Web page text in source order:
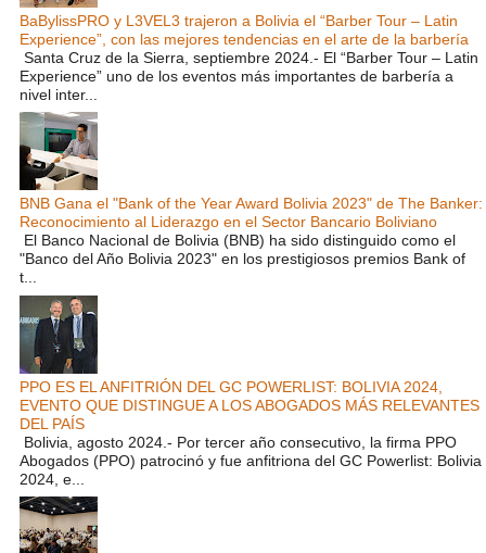
BaBylissPRO y L3VEL3 trajeron a Bolivia el “Barber Tour – Latin
Experience”, con las mejores tendencias en el arte de la barbería
Santa Cruz de la Sierra, septiembre 2024.- El “Barber Tour – Latin
Experience” uno de los eventos más importantes de barbería a
nivel inter...
BNB Gana el "Bank of the Year Award Bolivia 2023" de The Banker:
Reconocimiento al Liderazgo en el Sector Bancario Boliviano
El Banco Nacional de Bolivia (BNB) ha sido distinguido como el
"Banco del Año Bolivia 2023" en los prestigiosos premios Bank of
t...
PPO ES EL ANFITRIÓN DEL GC POWERLIST: BOLIVIA 2024,
EVENTO QUE DISTINGUE A LOS ABOGADOS MÁS RELEVANTES
DEL PAÍS
Bolivia, agosto 2024.- Por tercer año consecutivo, la firma PPO
Abogados (PPO) patrocinó y fue anfitriona del GC Powerlist: Bolivia
2024, e...